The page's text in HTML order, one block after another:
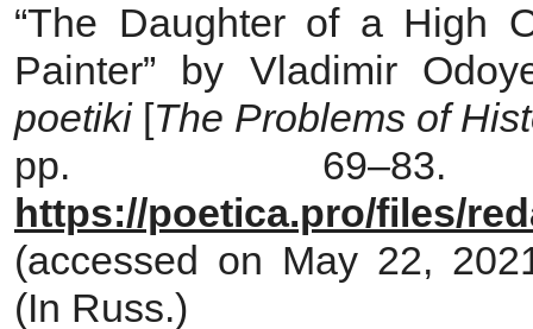
“The Daughter of a High
Painter” by Vladimir
poetiki[The Problems of
pp.
https://poetica.pro/files/
(accessed on May 22,
(In Russ.)